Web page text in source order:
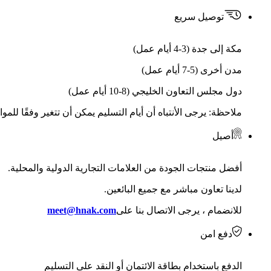
توصيل سريع
مكة إلى جدة (3-4 أيام عمل)
مدن أخرى (5-7 أيام عمل)
دول مجلس التعاون الخليجي (8-10 أيام عمل)
ملاحظة: يرجى الأنتباه أن أيام التسليم يمكن أن تتغير وفقًا
أصيل
أفضل منتجات الجودة من العلامات التجارية الدولية والمحلية.
لدينا تعاون مباشر مع جميع البائعين.
للانضمام ، يرجى الاتصال بنا علىmeet@hnak.com
دفع امن
الدفع باستخدام بطاقة الائتمان أو النقد على التسليم